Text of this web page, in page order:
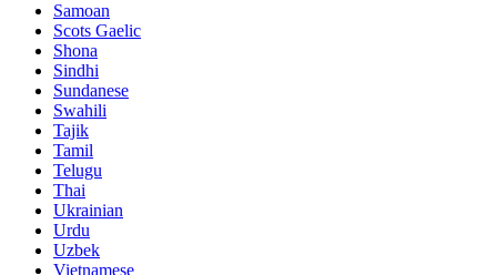
Samoan
Scots Gaelic
Shona
Sindhi
Sundanese
Swahili
Tajik
Tamil
Telugu
Thai
Ukrainian
Urdu
Uzbek
Vietnamese